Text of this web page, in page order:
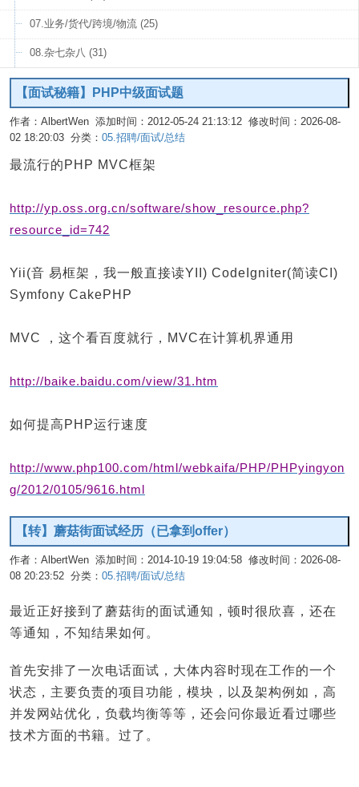
07.业务/货代/跨境/物流 (25)
08.杂七杂八 (31)
【面试秘籍】PHP中级面试题
作者：AlbertWen 添加时间：2012-05-24 21:13:12 修改时间：2026-08-
02 18:20:03 分类： 05.招聘/面试/总结
最流行的PHP MVC框架
http://yp.oss.org.cn/software/show_resource.php?
resource_id=742
Yii(音 易框架，我一般直接读YII) CodeIgniter(简读CI)
Symfony CakePHP
MVC ，这个看百度就行，MVC在计算机界通用
http://baike.baidu.com/view/31.htm
如何提高PHP运行速度
http://www.php100.com/html/webkaifa/PHP/PHPyingyon
g/2012/0105/9616.html
【转】蘑菇街面试经历（已拿到offer）
作者：AlbertWen 添加时间：2014-10-19 19:04:58 修改时间：2026-08-
08 20:23:52 分类： 05.招聘/面试/总结
最近正好接到了蘑菇街的面试通知，顿时很欣喜，还在
等通知，不知结果如何。
首先安排了一次电话面试，大体内容时现在工作的一个
状态，主要负责的项目功能，模块，以及架构例如，高
并发网站优化，负载均衡等等，还会问你最近看过哪些
技术方面的书籍。过了。